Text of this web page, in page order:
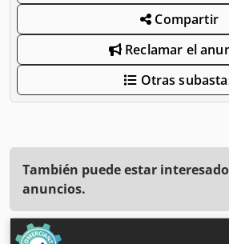
Compartir
Reclamar el
Otras
También puede estar
anuncios.